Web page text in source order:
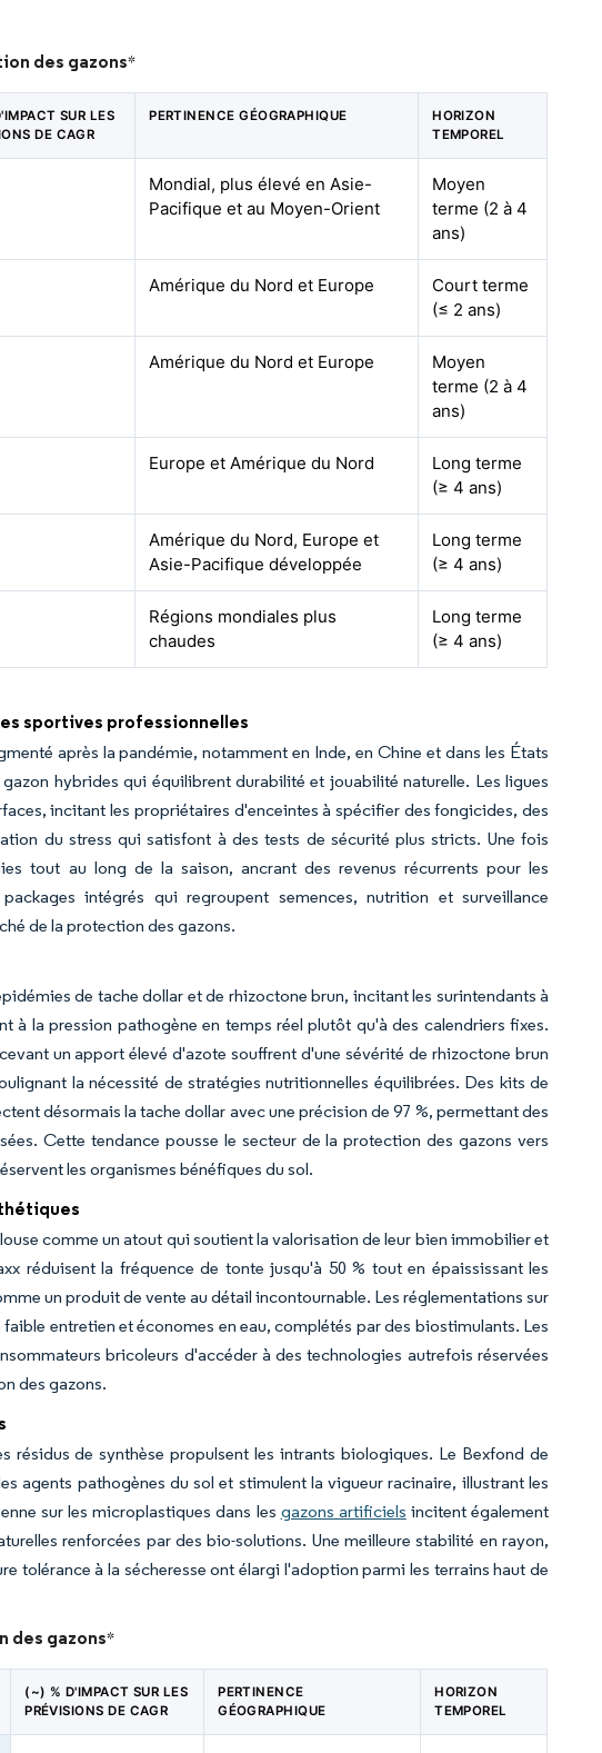
des gazons*
SUR LES
DE CAGR
PERTINENCE GÉOGRAPHIQUE
HORIZON
TEMPOREL
Mondial, plus élevé en Asie-
Pacifique et au Moyen-Orient
Moyen
terme (2 à 4
ans)
Amérique du Nord et Europe
Court terme
(≤ 2 ans)
Amérique du Nord et Europe
Moyen
terme (2 à 4
ans)
Europe et Amérique du Nord
Long terme
(≥ 4 ans)
Amérique du Nord, Europe et
Asie-Pacifique développée
Long terme
(≥ 4 ans)
Régions mondiales plus
chaudes
Long terme
(≥ 4 ans)
sportives professionnelles
après la pandémie, notamment en Inde, en Chine et dans les États
hybrides qui équilibrent durabilité et jouabilité naturelle. Les ligues
incitant les propriétaires d'enceintes à spécifier des fongicides, des
du stress qui satisfont à des tests de sécurité plus stricts. Une fois
tout au long de la saison, ancrant des revenus récurrents pour les
intégrés qui regroupent semences, nutrition et surveillance
de la protection des gazons.
de tache dollar et de rhizoctone brun, incitant les surintendants à
la pression pathogène en temps réel plutôt qu'à des calendriers fixes.
un apport élevé d'azote souffrent d'une sévérité de rhizoctone brun
la nécessité de stratégies nutritionnelles équilibrées. Des kits de
désormais la tache dollar avec une précision de 97 %, permettant des
Cette tendance pousse le secteur de la protection des gazons vers
les organismes bénéfiques du sol.
comme un atout qui soutient la valorisation de leur bien immobilier et
réduisent la fréquence de tonte jusqu'à 50 % tout en épaississant les
un produit de vente au détail incontournable. Les réglementations sur
entretien et économes en eau, complétés par des biostimulants. Les
bricoleurs d'accéder à des technologies autrefois réservées
des gazons.
de synthèse propulsent les intrants biologiques. Le Bexfond de
agents pathogènes du sol et stimulent la vigueur racinaire, illustrant les
sur les microplastiques dans les gazons artificiels incitent également
renforcées par des bio-solutions. Une meilleure stabilité en rayon,
tolérance à la sécheresse ont élargi l'adoption parmi les terrains haut de
des gazons*
(~) % D'IMPACT SUR LES
PRÉVISIONS DE CAGR
PERTINENCE
GÉOGRAPHIQUE
HORIZON
TEMPOREL